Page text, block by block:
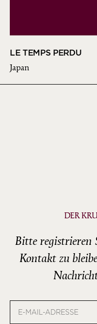
LE TEMPS PERDU
Japan
DER
Bitte registrieren
Kontakt zu
Mail-